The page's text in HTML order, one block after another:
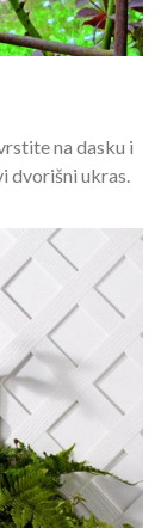
na dasku i
dvorišni ukras.